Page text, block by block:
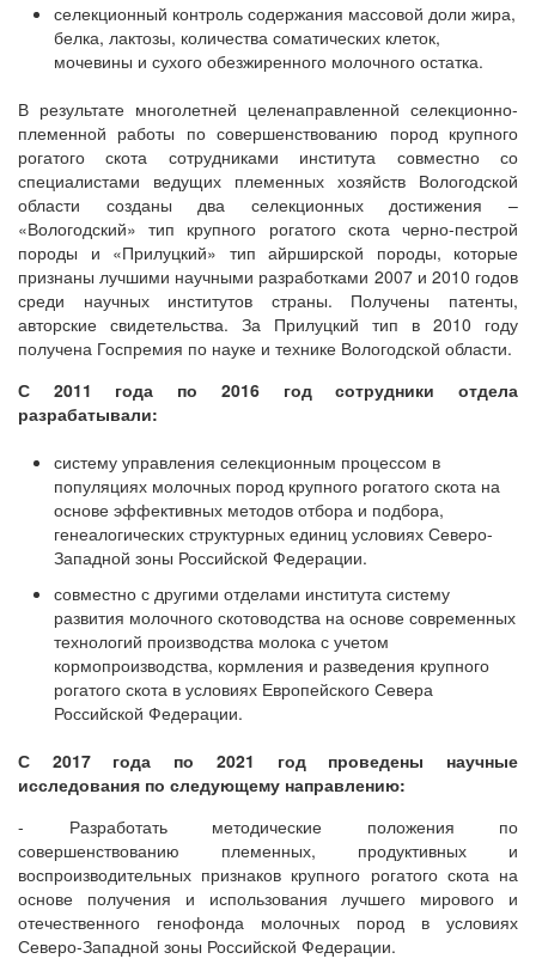
селекционный контроль содержания массовой доли жира,
белка, лактозы, количества соматических клеток,
мочевины и сухого обезжиренного молочного остатка.
В результате многолетней целенаправленной селекционно-
племенной работы по совершенствованию пород крупного
рогатого скота сотрудниками института совместно со
специалистами ведущих племенных хозяйств Вологодской
области созданы два селекционных достижения –
«Вологодский» тип крупного рогатого скота черно-пестрой
породы и «Прилуцкий» тип айрширской породы, которые
признаны лучшими научными разработками 2007 и 2010 годов
среди научных институтов страны. Получены патенты,
авторские свидетельства. За Прилуцкий тип в 2010 году
получена Госпремия по науке и технике Вологодской области.
С 2011 года по 2016 год сотрудники отдела
разрабатывали:
систему управления селекционным процессом в
популяциях молочных пород крупного рогатого скота на
основе эффективных методов отбора и подбора,
генеалогических структурных единиц условиях Северо-
Западной зоны Российской Федерации.
совместно с другими отделами института систему
развития молочного скотоводства на основе современных
технологий производства молока с учетом
кормопроизводства, кормления и разведения крупного
рогатого скота в условиях Европейского Севера
Российской Федерации.
С 2017 года по 2021 год проведены научные
исследования по следующему направлению:
- Разработать методические положения по
совершенствованию племенных, продуктивных и
воспроизводительных признаков крупного рогатого скота на
основе получения и использования лучшего мирового и
отечественного генофонда молочных пород в условиях
Северо-Западной зоны Российской Федерации.